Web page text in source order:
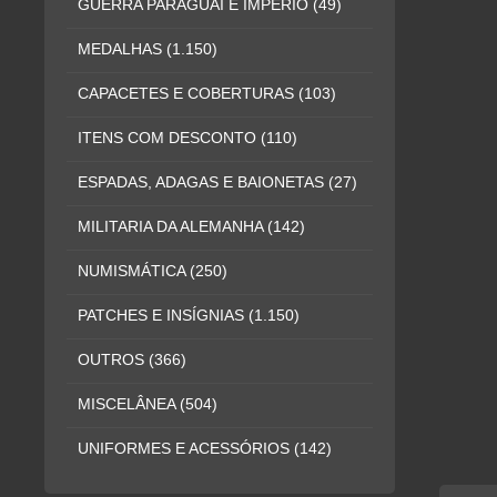
GUERRA PARAGUAI E IMPÉRIO (49)
MEDALHAS (1.150)
CAPACETES E COBERTURAS (103)
ITENS COM DESCONTO (110)
ESPADAS, ADAGAS E BAIONETAS (27)
MILITARIA DA ALEMANHA (142)
NUMISMÁTICA (250)
PATCHES E INSÍGNIAS (1.150)
OUTROS (366)
MISCELÂNEA (504)
UNIFORMES E ACESSÓRIOS (142)